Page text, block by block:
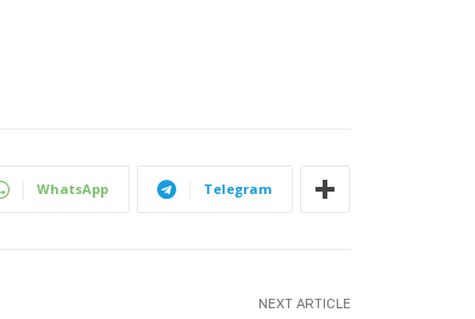
WhatsApp Telegram
NEXT ARTICLE